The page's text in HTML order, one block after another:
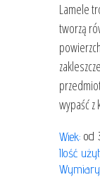
Lamele
tworzą
wypaść z
Wiek: od
Ilość